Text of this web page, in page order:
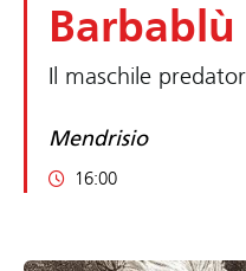
Barbablù
Il maschile
Mendrisio
16:00